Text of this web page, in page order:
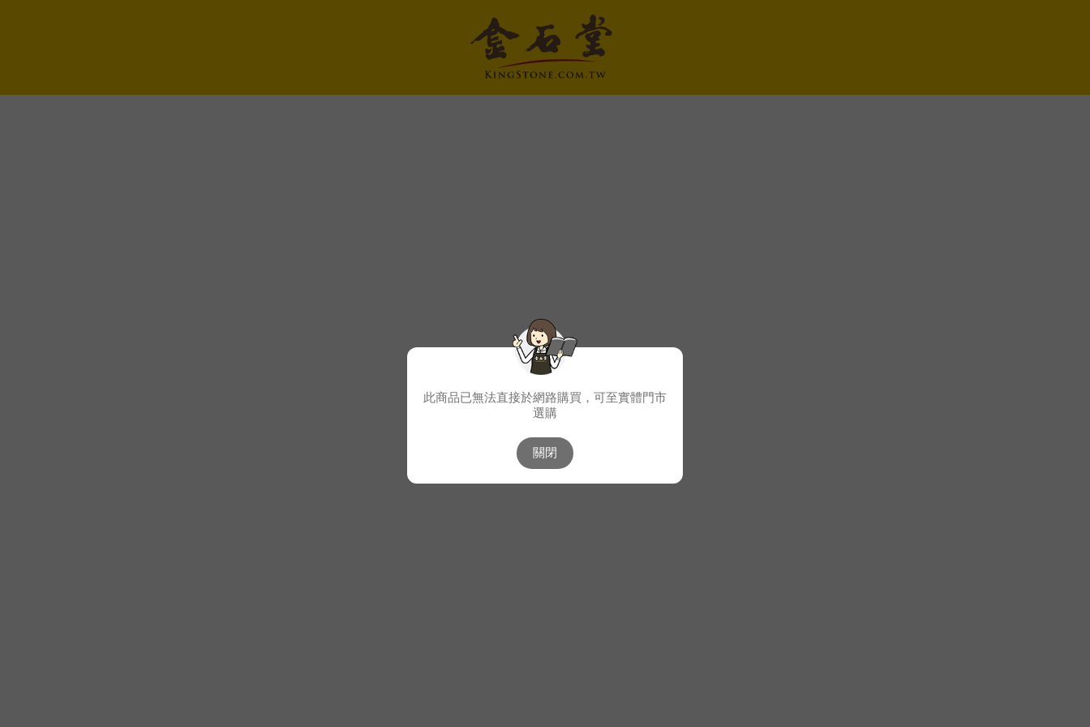
此商品已無法直接於網路購買，可至實體門市
選購
關閉